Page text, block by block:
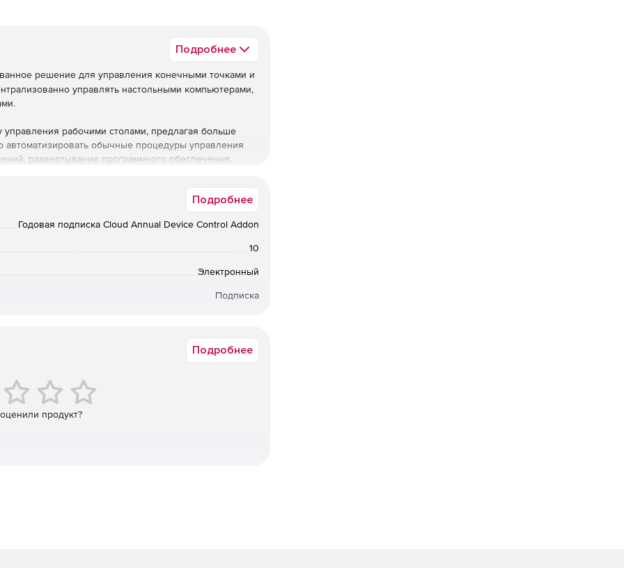
Подробнее
решение для управления конечными точками и
управлять настольными компьютерами,
рабочими столами, предлагая больше
обычные процедуры управления
развертывание программного обеспечения,
возможности управления, но также предлагает ряд
браузера, управление уязвимостями и управление
поддерживает операционные системы Windows,
удаленную блокировку / очистку и т. д.
Подробнее
Годовая подписка Cloud Annual Device Control Addon
10
Электронный
Подписка
Подробнее
продукт?